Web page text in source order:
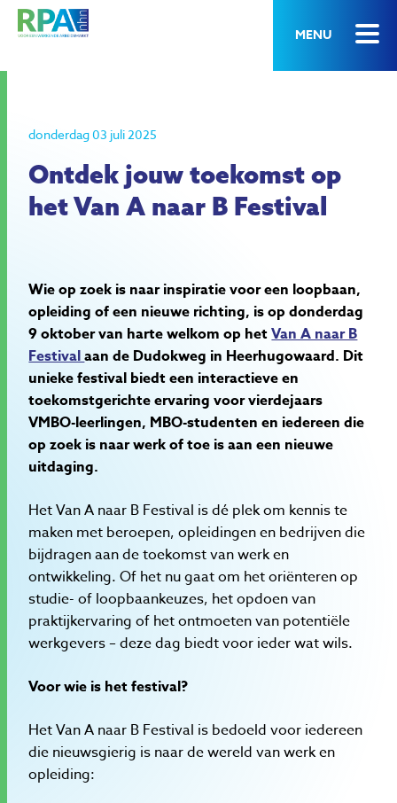
MENU
donderdag 03 juli 2025
Ontdek jouw toekomst op
het Van A naar B Festival
Wie op zoek is naar inspiratie voor een loopbaan,
opleiding of een nieuwe richting, is op donderdag
9 oktober van harte welkom op hetVan A naar B
Festivalaan de Dudokweg in Heerhugowaard. Dit
unieke festival biedt een interactieve en
toekomstgerichte ervaring voor vierdejaars
VMBO-leerlingen, MBO-studenten en iedereen die
op zoek is naar werk of toe is aan een nieuwe
uitdaging.
Het Van A naar B Festival is dé plek om kennis te
maken met beroepen, opleidingen en bedrijven die
bijdragen aan de toekomst van werk en
ontwikkeling. Of het nu gaat om het oriënteren op
studie- of loopbaankeuzes, het opdoen van
praktijkervaring of het ontmoeten van potentiële
werkgevers – deze dag biedt voor ieder wat wils.
Voor wie is het festival?
Het Van A naar B Festival is bedoeld voor iedereen
die nieuwsgierig is naar de wereld van werk en
opleiding: